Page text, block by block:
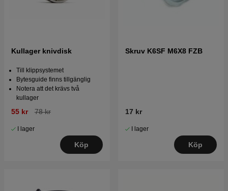
Kullager knivdisk
Till klippsystemet
Bytesguide finns tillgänglig
Notera att det krävs två
kullager
55 kr 78 kr
I lager
Köp
Skruv K6SF M6X8 FZB
17 kr
I lager
Köp